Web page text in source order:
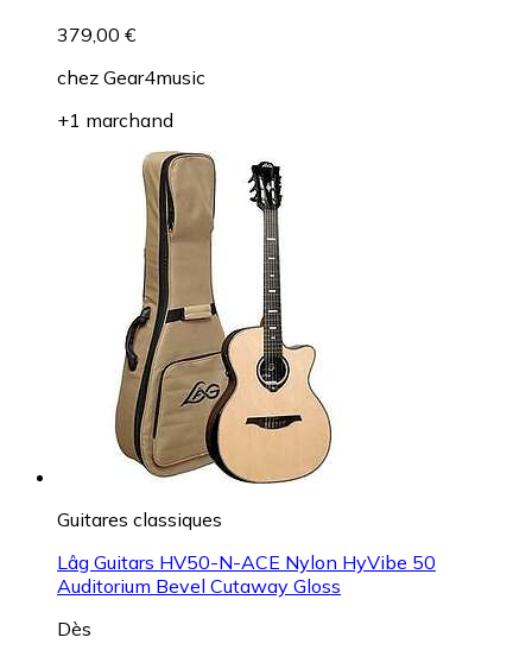
379,00 €
chez Gear4music
+1 marchand
Guitares classiques
Lâg Guitars HV50-N-ACE Nylon HyVibe 50
Auditorium Bevel Cutaway Gloss
Dès